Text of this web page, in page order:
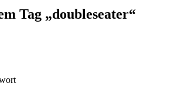
Tag „doubleseater“